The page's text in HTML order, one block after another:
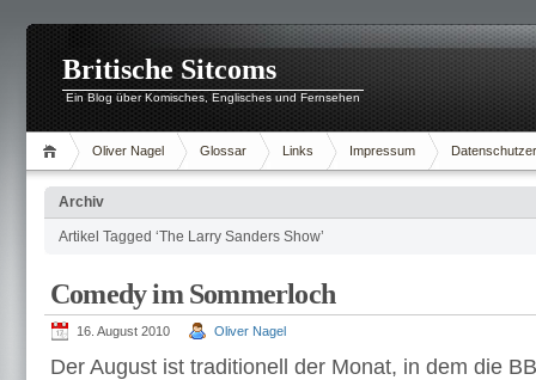
Britische Sitcoms
Ein Blog über Komisches, Englisches und Fernsehen
Oliver Nagel Glossar Links Impressum
Archiv
Artikel Tagged ‘The Larry Sanders Show’
Comedy im Sommerloch
16. August 2010 Oliver Nagel
Der August ist traditionell der Monat, in dem die